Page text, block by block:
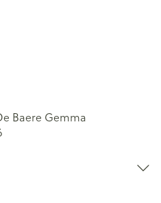
Baere Gemma